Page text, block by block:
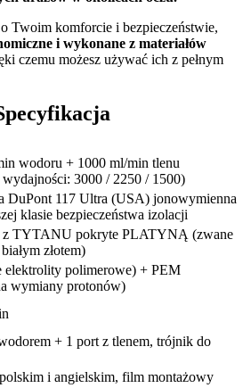
Twoim komforcie i bezpieczeństwie,
i wykonane z materiałów
czemu możesz używać ich z pełnym
wodoru + 1000 ml/min tlenu
wydajności: 3000 / 2250 / 1500)
DuPont 117 Ultra (USA) jonowymienna
klasie bezpieczeństwa izolacji
z TYTANU pokryte PLATYNĄ (zwane
złotem)
elektrolity polimerowe) + PEM
wymiany protonów)
+ 1 port z tlenem, trójnik do
i angielskim, film montażowy